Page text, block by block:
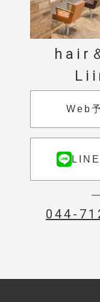
hair
Web
044-